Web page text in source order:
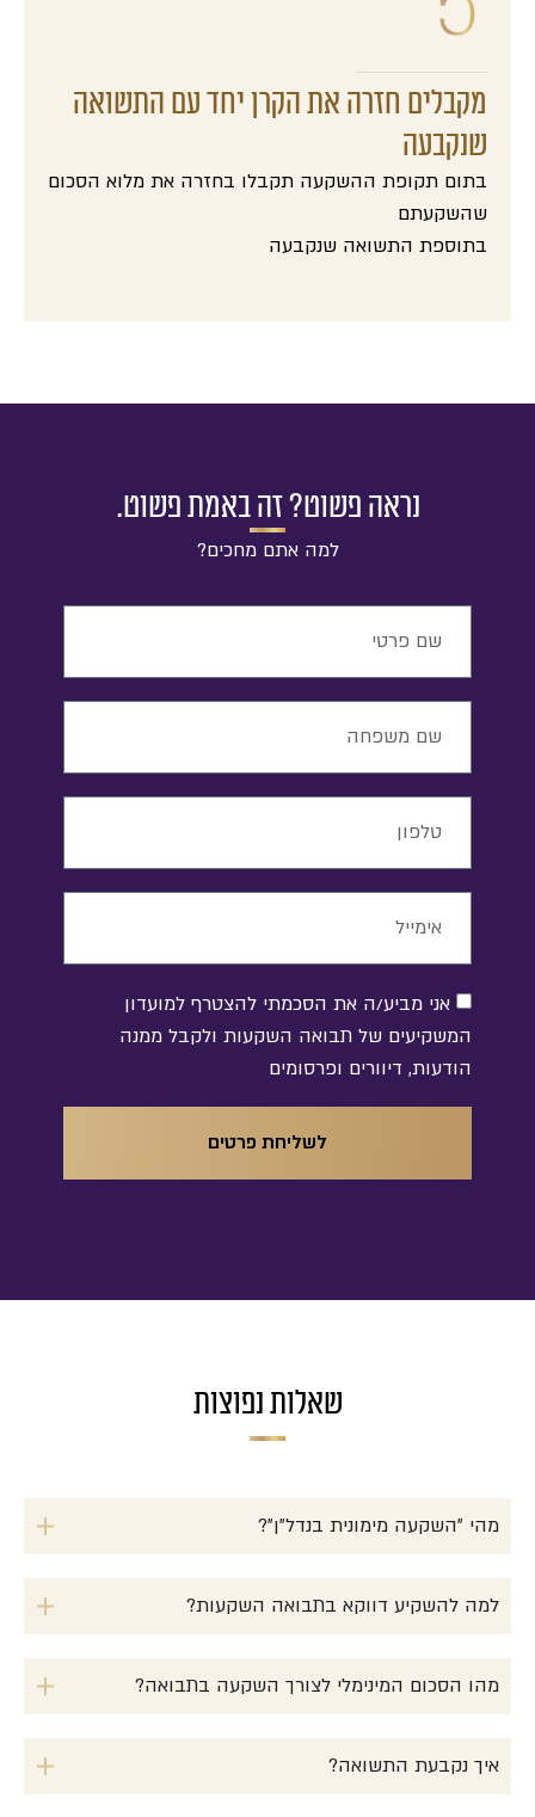
מקבלים חזרה את הקרן יחד עם התשואה
שנקבעה
בתום תקופת ההשקעה תקבלו בחזרה את מלוא הסכום
שהשקעתם
בתוספת התשואה שנקבעה
נראה פשוט? זה באמת פשוט.
למה אתם מחכים?
אני מביע/ה את הסכמתי להצטרף למועדון
המשקיעים של תבואה השקעות ולקבל ממנה
הודעות, דיוורים ופרסומים
לשליחת פרטים
שאלות נפוצות
מהי "השקעה מימונית בנדל"ן"?
למה להשקיע דווקא בתבואה השקעות?
מהו הסכום המינימלי לצורך השקעה בתבואה?
איך נקבעת התשואה?